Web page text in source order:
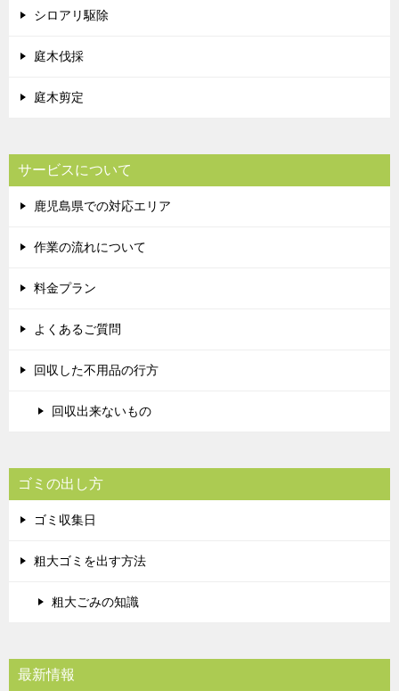
シロアリ駆除
庭木伐採
庭木剪定
サービスについて
鹿児島県での対応エリア
作業の流れについて
料金プラン
よくあるご質問
回収した不用品の行方
回収出来ないもの
ゴミの出し方
ゴミ収集日
粗大ゴミを出す方法
粗大ごみの知識
最新情報